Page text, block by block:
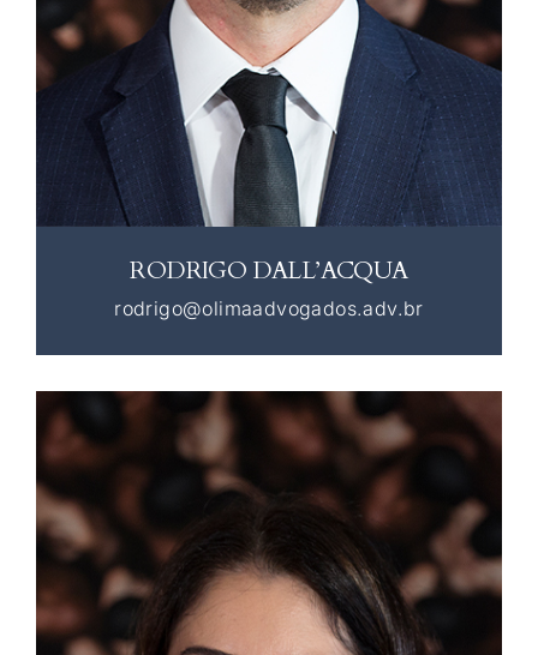
RODRIGO DALL’ACQUA
rodrigo@olimaadvogados.adv.br